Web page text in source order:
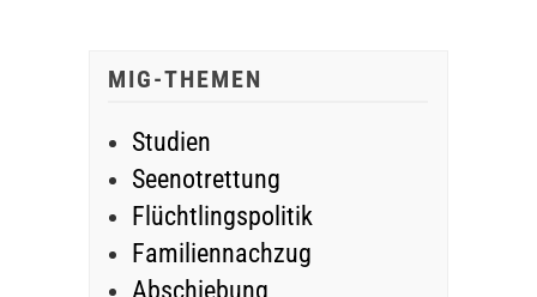
MIG-THEMEN
Studien
Seenotrettung
Flüchtlingspolitik
Familiennachzug
Abschiebung